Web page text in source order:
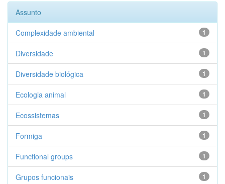
Assunto
1
Complexidade ambiental
1
Diversidade
1
Diversidade biológica
1
Ecologia animal
1
Ecossistemas
1
Formiga
1
Functional groups
1
Grupos funcionais